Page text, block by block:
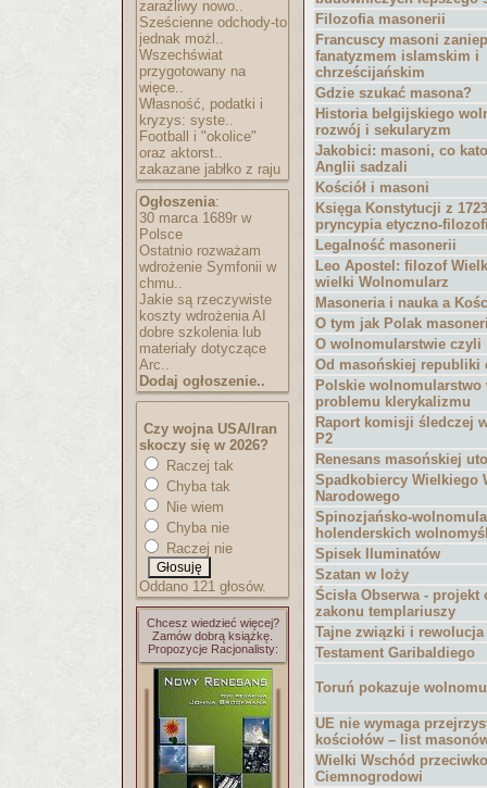
zaraźliwy nowo..
Sześcienne odchody-to
jednak możl..
Wszechświat
przygotowany na
więce..
Własność, podatki i
kryzys: syste..
Football i "okolice"
oraz aktorst..
zakazane jabłko z raju
Ogłoszenia:
30 marca 1689r w
Polsce
Ostatnio rozważam
wdrożenie Symfonii w
chmu..
Jakie są rzeczywiste
koszty wdrożenia AI
dobre szkolenia lub
materiały dotyczące
Arc..
Dodaj ogłoszenie..
Czy wojna USA/Iran
skoczy się w 2026?
Raczej tak
Chyba tak
Nie wiem
Chyba nie
Raczej nie
Oddano 121 głosów.
Chcesz wiedzieć więcej?
Zamów dobrą książkę.
Propozycje Racjonalisty:
Filozofia masonerii
Francuscy masoni
fanatyzmem islamskim i
chrześcijańskim
Gdzie szukać masona?
Historia belgijskiego
rozwój i sekularyzm
Jakobici: masoni, co
Anglii sadzali
Kościół i masoni
Księga Konstytucji z
pryncypia etyczno-
Legalność masonerii
Leo Apostel: filozof
wielki Wolnomularz
Masoneria i nauka a
O tym jak Polak
O wolnomularstwie czyli
Od masońskiej republiki
Polskie wolnomularstwo
problemu klerykalizmu
Raport komisji śledczej
P2
Renesans masońskiej
Spadkobiercy Wielkiego
Narodowego
Spinozjańsko-
holenderskich
Spisek Iluminatów
Szatan w loży
Ścisła Obserwa - projekt
zakonu templariuszy
Tajne związki i
Testament Garibaldiego
Toruń pokazuje
UE nie wymaga
kościołów – list
Wielki Wschód przeciwko
Ciemnogrodowi